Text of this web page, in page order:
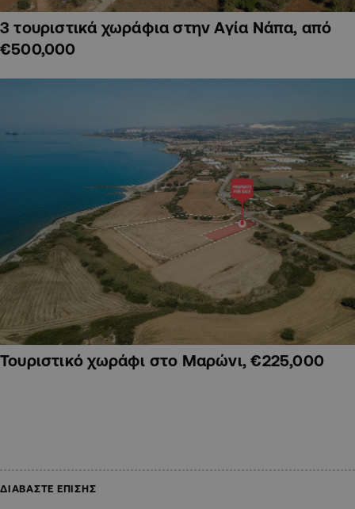
3 τουριστικά χωράφια στην Αγία Νάπα, από
€500,000
Τουριστικό χωράφι στο Μαρώνι, €225,000
ΔΙΑΒΑΣΤΕ ΕΠΙΣΗΣ